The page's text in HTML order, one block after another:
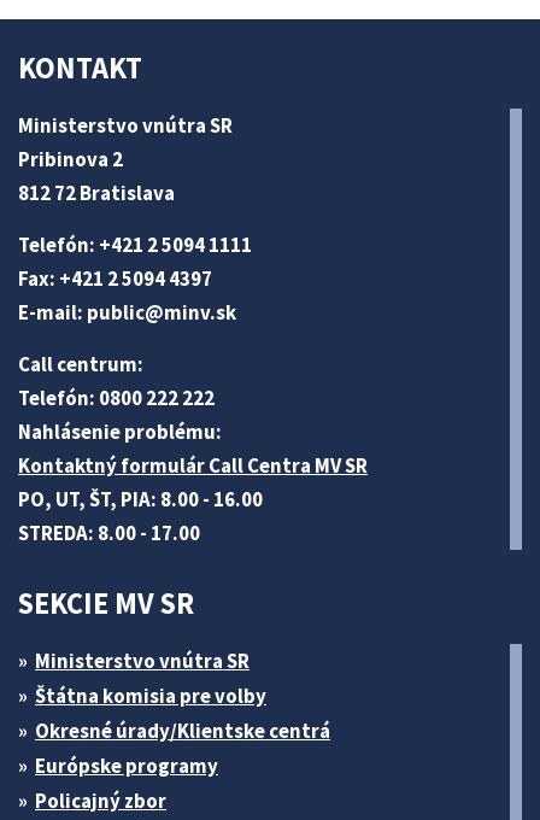
KONTAKT
Ministerstvo vnútra SR
Pribinova 2
812 72 Bratislava
Telefón: +421 2 5094 1111
Fax: +421 2 5094 4397
E-mail: public@minv.sk
Call centrum:
Telefón: 0800 222 222
Nahlásenie problému:
Kontaktný formulár Call Centra MV SR
PO, UT, ŠT, PIA: 8.00 - 16.00
STREDA: 8.00 - 17.00
SEKCIE MV SR
Ministerstvo vnútra SR
Štátna komisia pre volby
Okresné úrady/Klientske centrá
Európske programy
Policajný zbor